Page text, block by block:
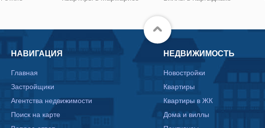
НАВИГАЦИЯ
Главная
Застройщики
Агентства недвижимости
Поиск на карте
НЕДВИЖИМОСТЬ
Новостройки
Квартиры
Квартиры в ЖК
Дома и виллы